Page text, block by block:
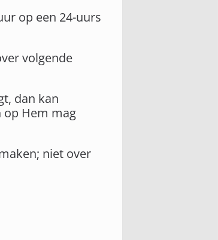
op een 24-uurs
volgende
dan kan
op Hem mag
niet over